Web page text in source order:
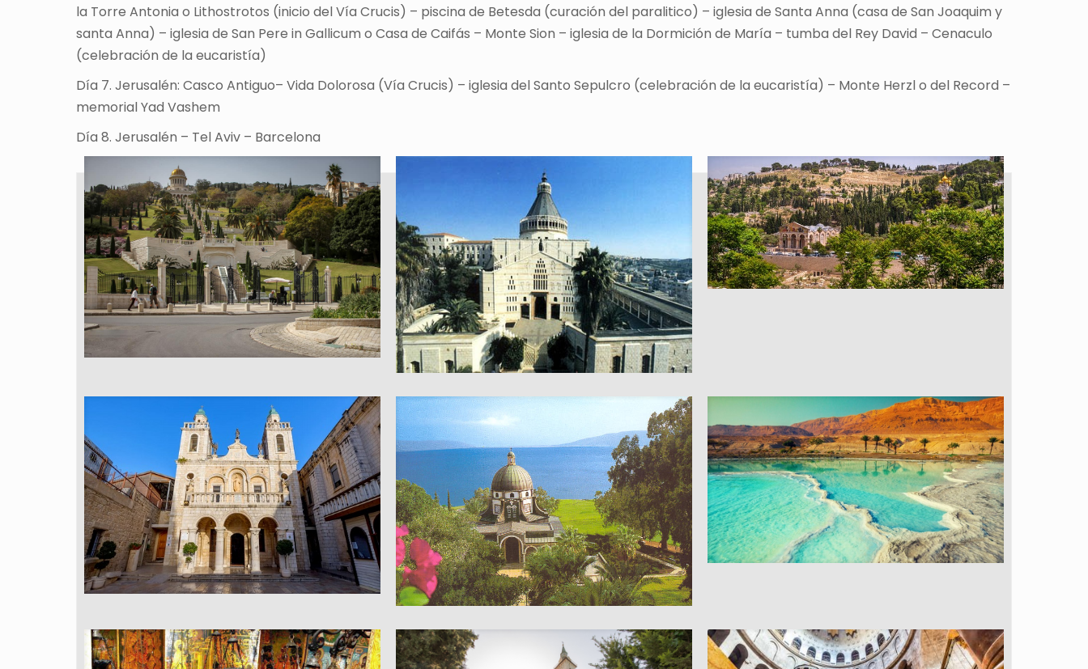
la Torre Antonia o Lithostrotos (inicio del Vía Crucis) – piscina de Betesda (curación del paralitico) – iglesia de Santa Anna (casa de San Joaquim y
santa Anna) – iglesia de San Pere in Gallicum o Casa de Caifás – Monte Sion – iglesia de la Dormición de María – tumba del Rey David – Cenaculo
(celebración de la eucaristía)
Día 7. Jerusalén: Casco Antiguo– Vida Dolorosa (Vía Crucis) – iglesia del Santo Sepulcro (celebración de la eucaristía) – Monte Herzl o del Record –
memorial Yad Vashem
Día 8. Jerusalén – Tel Aviv – Barcelona